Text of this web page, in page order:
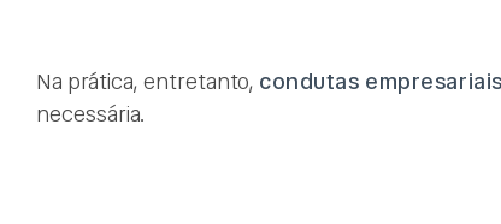
Na prática, entretanto, condutas
necessária.